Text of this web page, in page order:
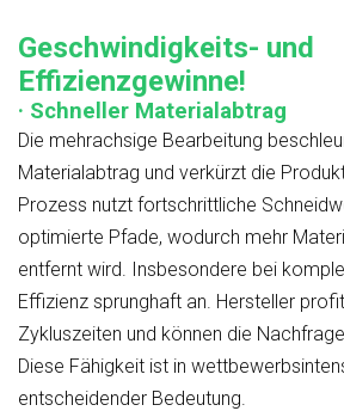
Geschwindigkeits- und
Effizienzgewinne!
· Schneller Materialabtrag
Die mehrachsige Bearbeitung
Materialabtrag und verkürzt die
Prozess nutzt fortschrittliche
optimierte Pfade, wodurch mehr
entfernt wird. Insbesondere bei
Effizienz sprunghaft an. Hersteller
Zykluszeiten und können die
Diese Fähigkeit ist in
entscheidender Bedeutung.